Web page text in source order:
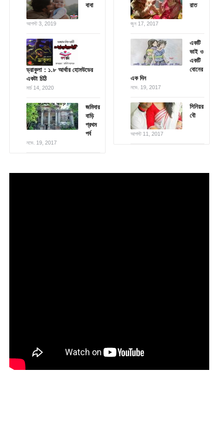
বাবা
আগস্ট 3, 2019
ড্রাকুলা : ১.৮ আর্থার হোমউডের
একটা চিঠি
মার্চ 14, 2020
জমিদার
বাড়ি
প্রথম
পর্ব
নভে. 19, 2017
রাত
জুন 17, 2017
একটি
ভাই ও
একটি
বোনের
এক দিন
নভে. 19, 2017
সিনিয়র
বৌ
আগস্ট 11, 2017